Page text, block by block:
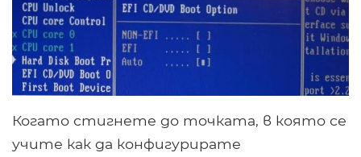
Когато стигнете до точката, в която се
учите как да конфигурирате